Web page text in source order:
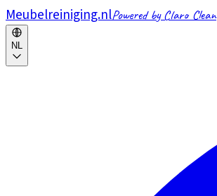
Meubelreiniging.nlPowered by Claro Clean
NL